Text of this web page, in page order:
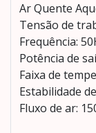
Ar Quente
Tensão de
Frequência:
Potência de
Faixa de
Estabilidade
Fluxo de ar: